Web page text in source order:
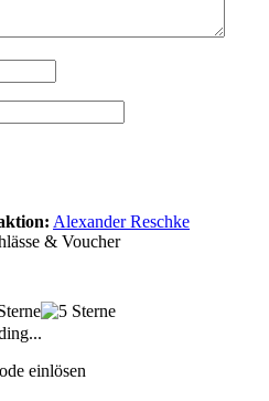
Alexander Reschke
& Voucher
einlösen